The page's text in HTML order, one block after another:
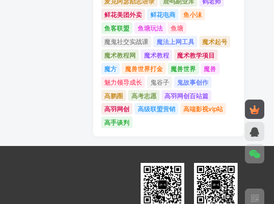
鲜花美团外卖
鲜花电商
鱼小沫
鱼客联盟
鱼塘玩法
鱼塘
魔鬼社交实战课
魔法上网工具
魔术起号
魔术教程网
魔术教程
魔术教学项目
魔方
魔兽世界打金 魔兽世界
魔兽
魅力领导成长
鬼谷子
鬼故事创作
高鹏圈
高考志愿
高羽网创百站篇
高羽网创
高级联盟营销
高端影视vip站
高手谈判